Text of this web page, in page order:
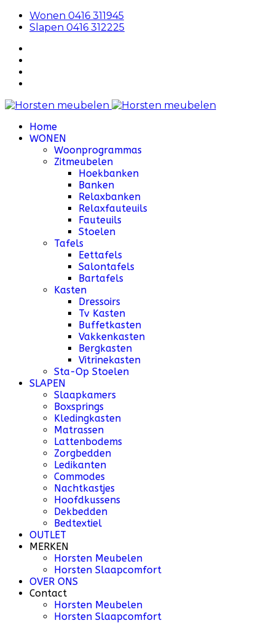
Wonen 0416 311945
Slapen 0416 312225
Home
WONEN
Woonprogrammas
Zitmeubelen
Hoekbanken
Banken
Relaxbanken
Relaxfauteuils
Fauteuils
Stoelen
Tafels
Eettafels
Salontafels
Bartafels
Kasten
Dressoirs
Tv Kasten
Buffetkasten
Vakkenkasten
Bergkasten
Vitrinekasten
Sta-Op Stoelen
SLAPEN
Slaapkamers
Boxsprings
Kledingkasten
Matrassen
Lattenbodems
Zorgbedden
Ledikanten
Commodes
Nachtkastjes
Hoofdkussens
Dekbedden
Bedtextiel
OUTLET
MERKEN
Horsten Meubelen
Horsten Slaapcomfort
OVER ONS
Contact
Horsten Meubelen
Horsten Slaapcomfort